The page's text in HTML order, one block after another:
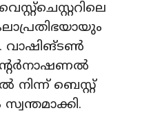
വാഷിങ്ടണ്‍
നിന്ന് ബെസ്റ്റ്